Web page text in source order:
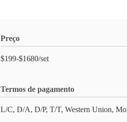
Preço
$199-$1680/set
Termos de pagamento
L/C, D/A, D/P, T/T, Western Union,